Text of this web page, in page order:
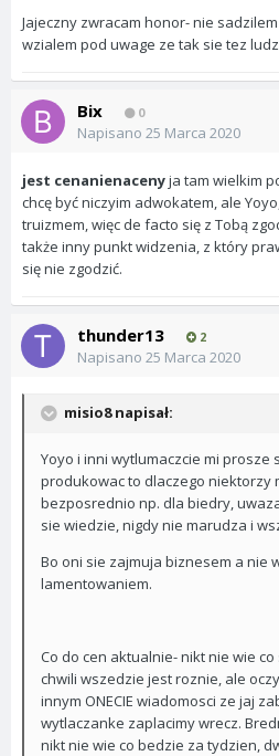
Jajeczny zwracam honor- nie
wzialem pod uwage ze tak sie tez
Bix 0
Napisano 25 Marca 2020
jest cenanienacenyja tam wielkim
chcę być niczyim adwokatem, ale
truizmem, więc de facto się z Tobą
także inny punkt widzenia, z który
się nie zgodzić.
thunder13 2
Napisano 25 Marca 2020
misio8 napisał:
Yoyo i inni wytlumaczcie mi prosze
produkowac to dlaczego niektorzy
bezposrednio np. dla biedry,
sie wiedzie, nigdy nie marudza i
Bo oni sie zajmuja biznesem a nie
lamentowaniem.
Co do cen aktualnie- nikt nie wie
chwili wszedzie jest roznie, ale
innym ONECIE wiadomosci ze jaj
wytlaczanke zaplacimy wrecz.
nikt nie wie co bedzie za tydzien,